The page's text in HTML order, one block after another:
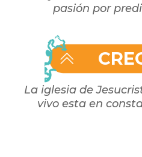
pasión por
La iglesia de
vivo esta en